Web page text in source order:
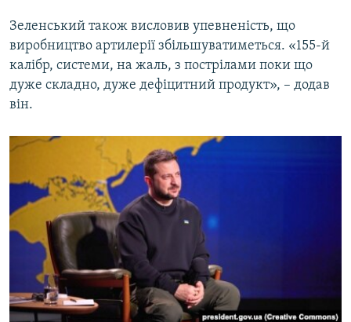
Зеленський також висловив упевненість, що
виробництво артилерії збільшуватиметься. «155-й
калібр, системи, на жаль, з пострілами поки що
дуже складно, дуже дефіцитний продукт», – додав
він.